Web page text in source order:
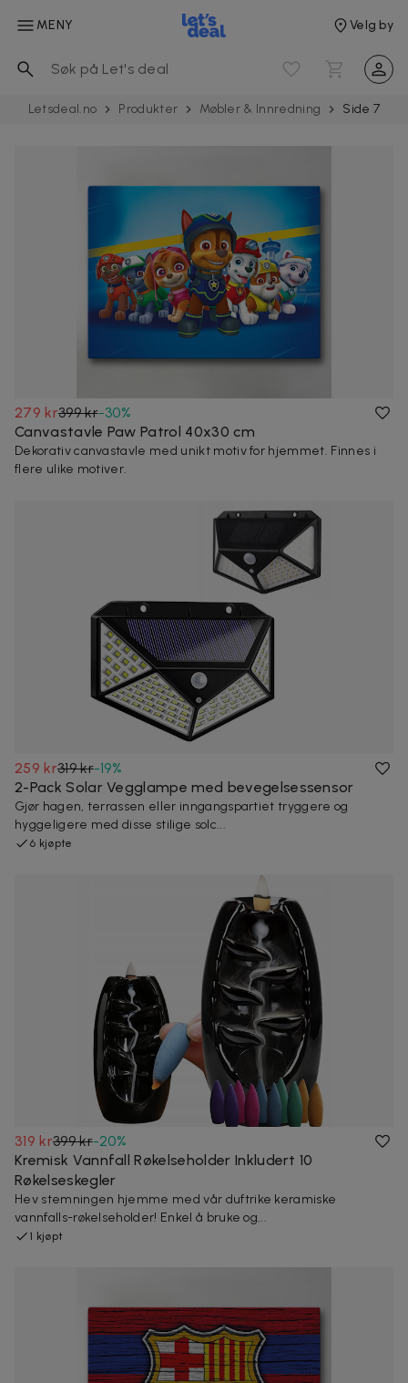
MENY Velg by
Letsdeal.no Produkter Møbler & Innredning Side 7
279 kr399 kr-30%
Canvastavle Paw Patrol 40x30 cm
Dekorativ canvastavle med unikt motiv for hjemmet. Finnes i
flere ulike motiver.
259 kr319 kr-19%
2-Pack Solar Vegglampe med bevegelsessensor
Gjør hagen, terrassen eller inngangspartiet tryggere og
hyggeligere med disse stilige solc...
6 kjøpte
319 kr399 kr-20%
Kremisk Vannfall Røkelseholder Inkludert 10
Røkelseskegler
Hev stemningen hjemme med vår duftrike keramiske
vannfalls-røkelseholder! Enkel å bruke og...
1 kjøpt